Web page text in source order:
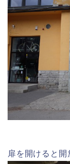
扉を開けると開